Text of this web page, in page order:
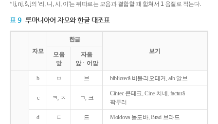
* lj, nj, š, j의 '리, 니, 시, 이'는 뒤따르는 모음과 결합할 때 합쳐서 1 음절로 적는다.
표 9 루마니아어 자모와 한글 대조표
자모
한글
보기
모음
앞
자음
앞ㆍ어말
b ㅂ 브 bibliotecǎ 비블리오테커, alb 알브
c ㅋ, ㅊ ㄱ, 크
Cîntec 큰테크, Cine 치네, facturǎ
팍투러
d ㄷ 드 Moldova 몰도바, Brad 브라드